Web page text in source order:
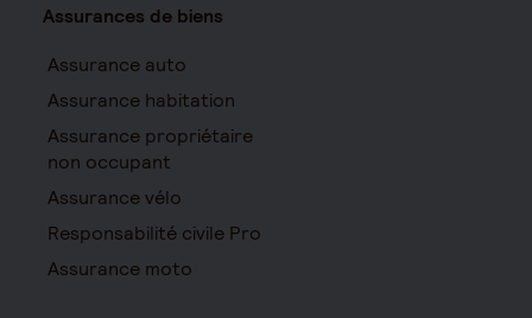
Assurances de biens
Assurance auto
Assurance habitation
Assurance propriétaire
non occupant
Assurance vélo
Responsabilité civile Pro
Assurance moto